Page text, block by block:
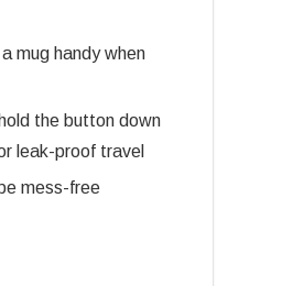
mug handy when
the button down
leak-proof travel
mess-free